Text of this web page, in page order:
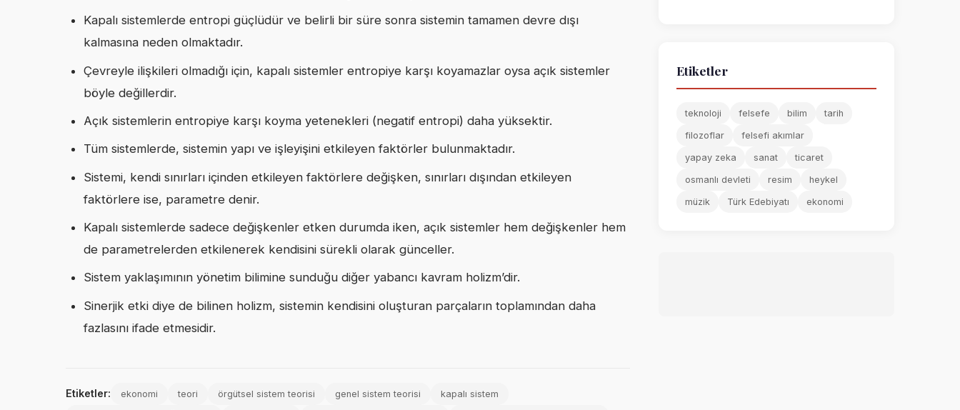
Kapalı sistemlerde entropi güçlüdür ve belirli bir süre sonra sistemin tamamen devre dışı
kalmasına neden olmaktadır.
Çevreyle ilişkileri olmadığı için, kapalı sistemler entropiye karşı koyamazlar oysa açık sistemler
böyle değillerdir.
Açık sistemlerin entropiye karşı koyma yetenekleri (negatif entropi) daha yüksektir.
Tüm sistemlerde, sistemin yapı ve işleyişini etkileyen faktörler bulunmaktadır.
Sistemi, kendi sınırları içinden etkileyen faktörlere değişken, sınırları dışından etkileyen
faktörlere ise, parametre denir.
Kapalı sistemlerde sadece değişkenler etken durumda iken, açık sistemler hem değişkenler hem
de parametrelerden etkilenerek kendisini sürekli olarak günceller.
Sistem yaklaşımının yönetim bilimine sunduğu diğer yabancı kavram holizm’dir.
Sinerjik etki diye de bilinen holizm, sistemin kendisini oluşturan parçaların toplamından daha
fazlasını ifade etmesidir.
Etiketler: ekonomi teori örgütsel sistem teorisi genel sistem teorisi kapalı sistem
Etiketler
teknoloji felsefe bilim tarih
filozoflar felsefi akımlar
yapay zeka sanat ticaret
osmanlı devleti resim heykel
müzik Türk Edebiyatı ekonomi